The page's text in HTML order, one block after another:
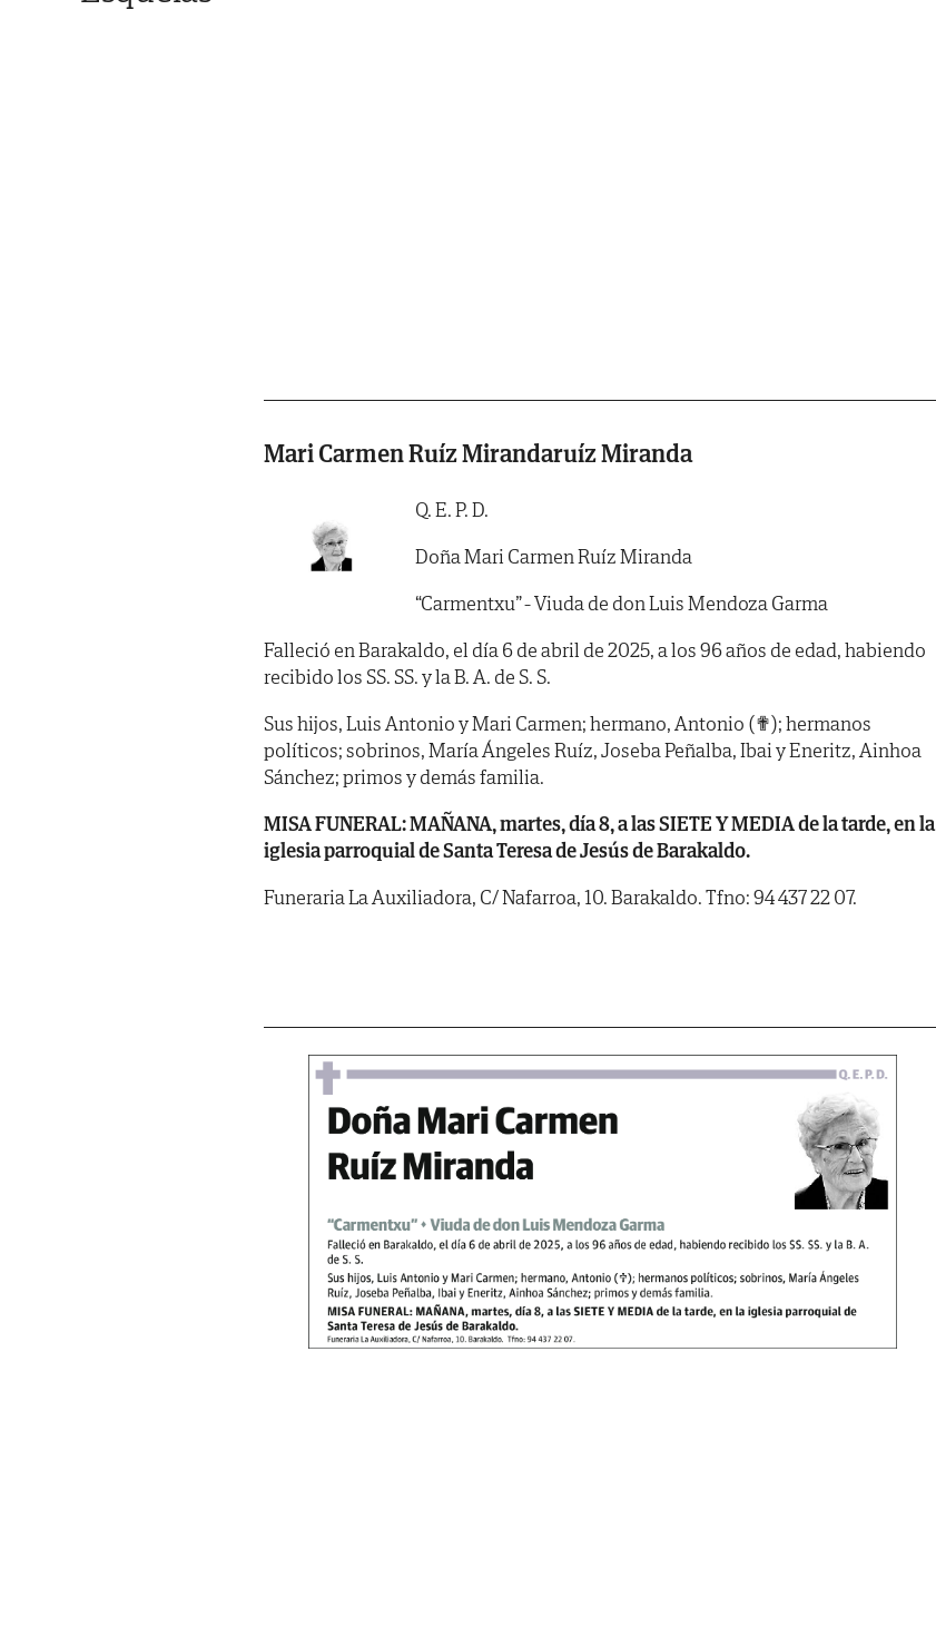
Mari Carmen Ruíz Mirandaruíz Miranda
Q. E. P. D.
Doña Mari Carmen Ruíz Miranda
“Carmentxu” - Viuda de don Luis Mendoza Garma
Falleció en Barakaldo, el día 6 de abril de 2025, a los 96 años de edad, habiendo
recibido los SS. SS. y la B. A. de S. S.
Sus hijos, Luis Antonio y Mari Carmen; hermano, Antonio (✟); hermanos
políticos; sobrinos, María Ángeles Ruíz, Joseba Peñalba, Ibai y Eneritz, Ainhoa
Sánchez; primos y demás familia.
MISA FUNERAL: MAÑANA, martes, día 8, a las SIETE Y MEDIA de la tarde, en la
iglesia parroquial de Santa Teresa de Jesús de Barakaldo.
Funeraria La Auxiliadora, C/ Nafarroa, 10. Barakaldo. Tfno: 94 437 22 07.